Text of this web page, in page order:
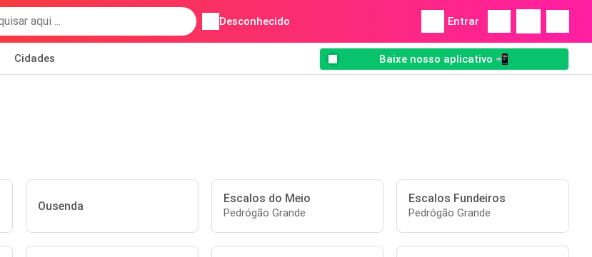
Desconhecido Entrar
Cidades Baixe nosso aplicativo 📲
Ousenda
Escalos do Meio
Pedrógão Grande
Escalos Fundeiros
Pedrógão Grande